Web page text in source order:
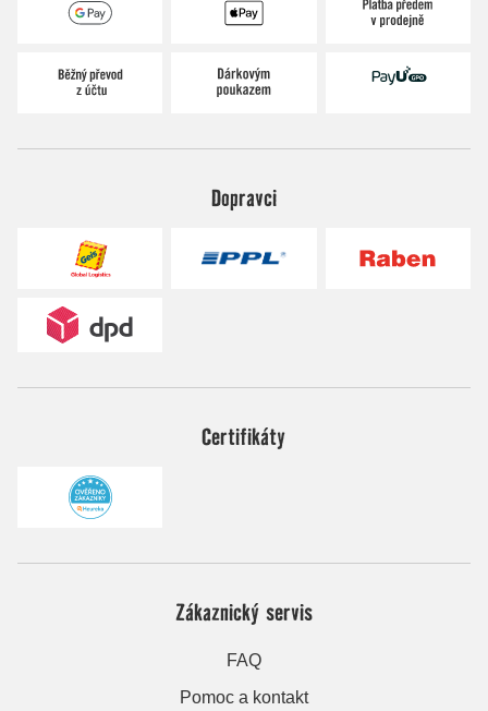
Dopravci
Certifikáty
Zákaznický servis
FAQ
Pomoc a kontakt